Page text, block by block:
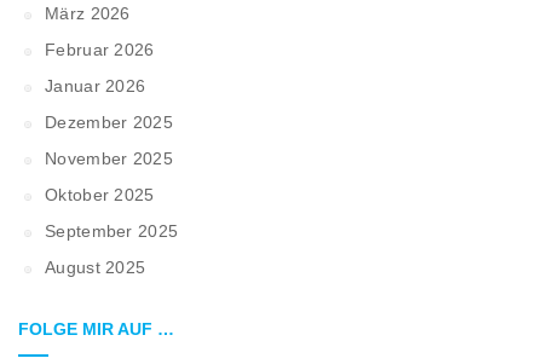
März 2026
Februar 2026
Januar 2026
Dezember 2025
November 2025
Oktober 2025
September 2025
August 2025
FOLGE MIR AUF …